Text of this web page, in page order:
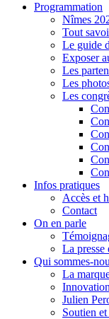
Programmation
Nîmes
Tout
Le guide
Exposer
Les
Les
Les
Infos pratiques
Accès et
Contact
On en parle
La presse
Qui sommes-
La
Julien
Soutien